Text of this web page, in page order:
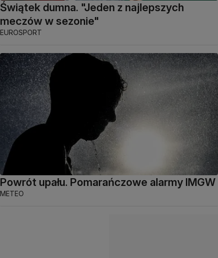
Świątek dumna. "Jeden z najlepszych
meczów w sezonie"
EUROSPORT
Powrót upału. Pomarańczowe alarmy IMGW
METEO